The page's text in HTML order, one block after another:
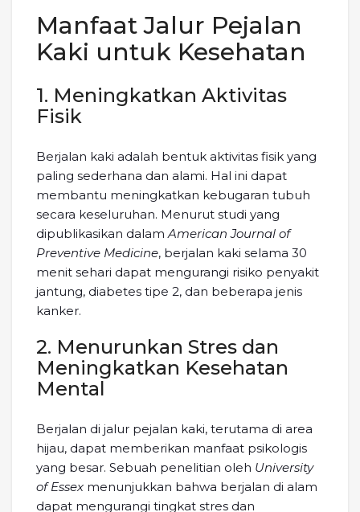
Manfaat Jalur Pejalan
Kaki untuk Kesehatan
1. Meningkatkan Aktivitas
Fisik
Berjalan kaki adalah bentuk aktivitas fisik yang
paling sederhana dan alami. Hal ini dapat
membantu meningkatkan kebugaran tubuh
secara keseluruhan. Menurut studi yang
dipublikasikan dalamAmerican Journal of
Preventive Medicine, berjalan kaki selama 30
menit sehari dapat mengurangi risiko penyakit
jantung, diabetes tipe 2, dan beberapa jenis
kanker.
2. Menurunkan Stres dan
Meningkatkan Kesehatan
Mental
Berjalan di jalur pejalan kaki, terutama di area
hijau, dapat memberikan manfaat psikologis
yang besar. Sebuah penelitian oleh University
of Essex menunjukkan bahwa berjalan di alam
dapat mengurangi tingkat stres dan